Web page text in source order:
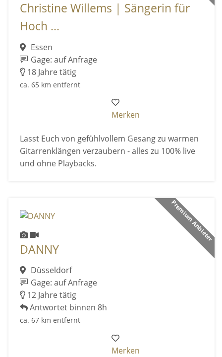
Christine Willems | Sängerin für
Hoch ...
Essen
Gage: auf Anfrage
18 Jahre tätig
ca. 65 km entfernt
Merken
Lasst Euch von gefühlvollem Gesang zu warmen
Gitarrenklängen verzaubern - alles zu 100% live
und ohne Playbacks.
Premium Anbieter
DANNY
Düsseldorf
Gage: auf Anfrage
12 Jahre tätig
Antwortet binnen 8h
ca. 67 km entfernt
Merken